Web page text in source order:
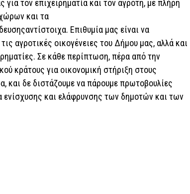
για τον επιχειρηματία και τον αγρότη, με πλήρη
και τα
Επιθυμία μας είναι να
αγροτικές οικογένειες του Δήμου μας, αλλά και
Σε κάθε περίπτωση, πέρα από την
κράτους για οικονομική στήριξη στους
και δε διστάζουμε να πάρουμε πρωτοβουλίες
ενίσχυσης και ελάφρυνσης των δημοτών και των